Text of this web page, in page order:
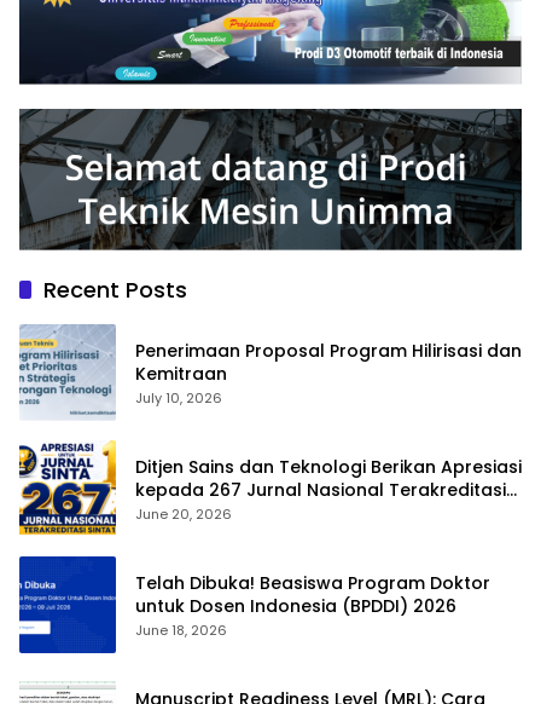
Recent Posts
Penerimaan Proposal Program Hilirisasi dan
Kemitraan
July 10, 2026
Ditjen Sains dan Teknologi Berikan Apresiasi
kepada 267 Jurnal Nasional Terakreditasi
SINTA 1
June 20, 2026
Telah Dibuka! Beasiswa Program Doktor
untuk Dosen Indonesia (BPDDI) 2026
June 18, 2026